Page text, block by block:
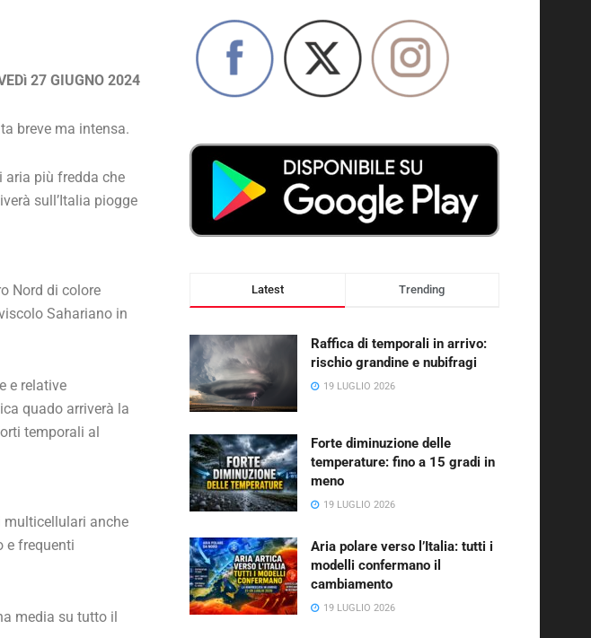
27 GIUGNO 2024
breve ma intensa.
aria più fredda che
sull’Italia piogge
Nord di colore
Sahariano in
e relative
quado arriverà la
temporali al
multicellulari anche
e frequenti
media su tutto il
Latest Trending
Raffica di temporali in arrivo:
rischio grandine e nubifragi
19 LUGLIO 2026
Forte diminuzione delle
temperature: fino a 15 gradi in
meno
19 LUGLIO 2026
Aria polare verso l’Italia: tutti i
modelli confermano il
cambiamento
19 LUGLIO 2026